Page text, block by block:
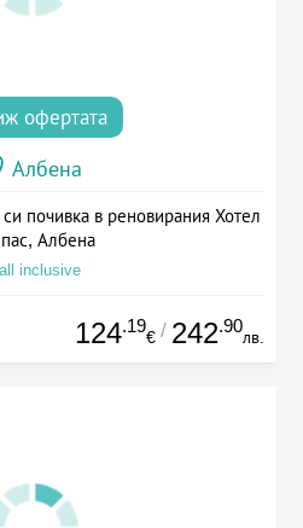
офертата
Албена
почивка в реновирания Хотел
Албена
inclusive
124.19
€ / 242.90
лв.